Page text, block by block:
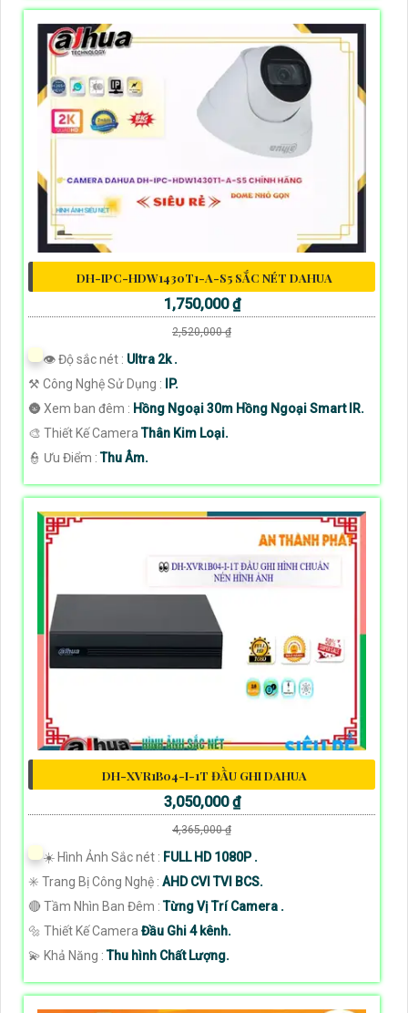
DH-IPC-HDW1430T1-A-S5 SẮC NÉT DAHUA
1,750,000 ₫
2,520,000 ₫
👁 Độ sắc nét : Ultra 2k .
⚒ Công Nghệ Sử Dụng :
IP.
🌚 Xem ban đêm : Hồng Ngoại 30m Hồng Ngoại Smart IR.
🎨 Thiết Kế CameraThân Kim Loại.
️👮 Ưu Điểm :Thu Âm.
DH-XVR1B04-I-1T ĐẦU GHI DAHUA
3,050,000 ₫
4,365,000 ₫
☀️ Hình Ảnh Sắc nét : FULL HD 1080P .
✳️ Trang Bị Công Nghệ : AHD CVI TVI BCS.
🔴 Tầm Nhìn Ban Đêm :Từng Vị Trí Camera .
🔩 Thiết Kế Camera Đầu Ghi 4 kênh.
️💫 Khả Năng :Thu hình Chất Lượng.